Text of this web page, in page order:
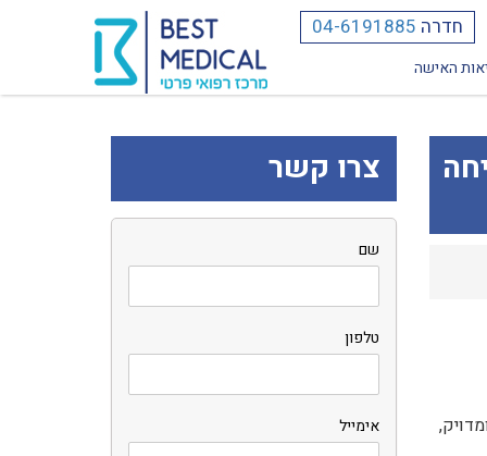
חדרה 04-6191885
האישה
צרו קשר
שם
טלפון
אימייל